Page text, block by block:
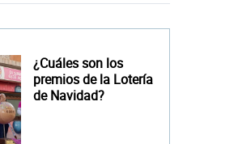
¿Cuáles son los
premios de la Lotería
de Navidad?